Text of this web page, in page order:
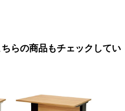
らの商品もチェックしてい